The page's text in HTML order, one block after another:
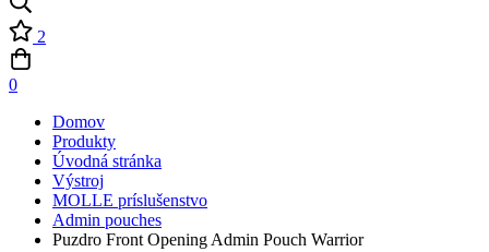
2
0
Domov
Produkty
Úvodná stránka
Výstroj
MOLLE príslušenstvo
Admin pouches
Puzdro Front Opening Admin Pouch Warrior